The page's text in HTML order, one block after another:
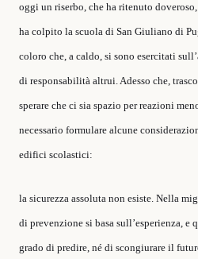
oggi un riserbo, che ha ritenuto
ha colpito la scuola di San Giuliano di
coloro che, a caldo, si sono esercitati
di responsabilità altrui. Adesso che,
sperare che ci sia spazio per reazioni
necessario formulare alcune
edifici scolastici:
la sicurezza assoluta non esiste. Nella
di prevenzione si basa sull’esperienza, e
grado di predire, né di scongiurare il